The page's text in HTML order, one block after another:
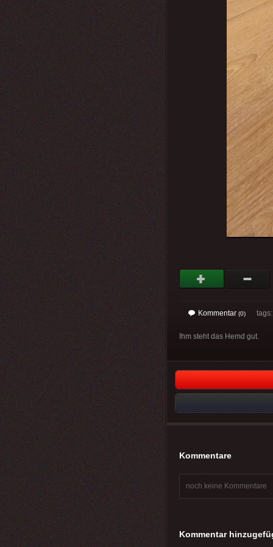
Kommentar (0)
Ihm steht das Hemd gut.
Kommentare
noch keine Kommentare
Kommentar